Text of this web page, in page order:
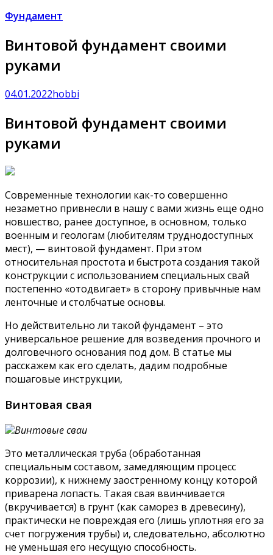
Фундамент
Винтовой фундамент своими
руками
04.01.2022hobbi
Винтовой фундамент своими
руками
Современные технологии как-то совершенно
незаметно привнесли в нашу с вами жизнь еще одно
новшество, ранее доступное, в основном, только
военным и геологам (любителям труднодоступных
мест), — винтовой фундамент. При этом
относительная простота и быстрота создания такой
конструкции с использованием специальных свай
постепенно «отодвигает» в сторону привычные нам
ленточные и столбчатые основы.
Но действительно ли такой фундамент – это
универсальное решение для возведения прочного и
долговечного основания под дом. В статье мы
расскажем как его сделать, дадим подробные
пошаговые инструкции,
Винтовая свая
Винтовые сваи
Это металлическая труба (обработанная
специальным составом, замедляющим процесс
коррозии), к нижнему заостренному концу которой
приварена лопасть. Такая свая ввинчивается
(вкручивается) в грунт (как саморез в древесину),
практически не повреждая его (лишь уплотняя его за
счет погружения трубы) и, следовательно, абсолютно
не уменьшая его несущую способность.